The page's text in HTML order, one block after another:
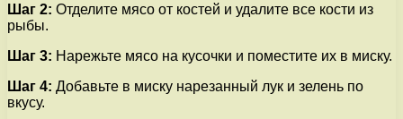
Шаг 2: Отделите мясо от костей и удалите все кости из
рыбы.
Шаг 3: Нарежьте мясо на кусочки и поместите их в миску.
Шаг 4: Добавьте в миску нарезанный лук и зелень по
вкусу.